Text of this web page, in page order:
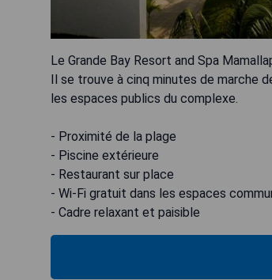
Le Grande Bay Resort and Spa
Il se trouve à cinq minutes de marche
les espaces publics du complexe.
- Proximité de la plage
- Piscine extérieure
- Restaurant sur place
- Wi-Fi gratuit dans les espaces
- Cadre relaxant et paisible